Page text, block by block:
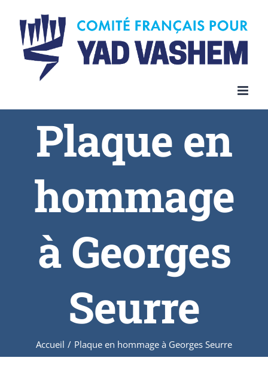
Plaque en
hommage
à Georges
Seurre
Accueil / Plaque en hommage à Georges Seurre